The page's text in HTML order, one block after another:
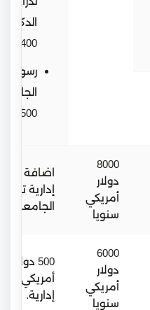
400$
رسوم
1500$
8000
دولار
أمريكي
سنويا
اضافة الى
إدارية
الجامعة.
6000
دولار
أمريكي
سنويا
500 دولار
أمريكي
إدارية.